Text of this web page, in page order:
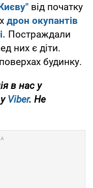
від початку
дрон окупантів
Постраждали
них є діти.
будинку.
в нас у
Viber. Не